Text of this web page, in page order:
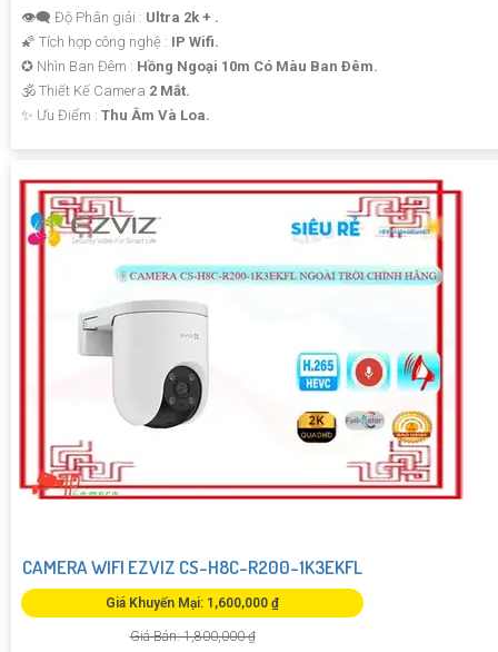
👁️‍🗨 Độ Phân giải : Ultra 2k + .
🌠 Tích hợp công nghệ : IP Wifi.
✪ Nhìn Ban Đêm : Hồng Ngoại 10m Có Màu Ban Ðêm.
🕉️ Thiết Kế Camera 2 Mắt.
️✨ Ưu Điểm : Thu Âm Và Loa.
CAMERA WIFI EZVIZ CS-H8C-R200-1K3EKFL
Giá Khuyến Mại: 1,600,000 ₫
Giá Bán: 1,800,000 ₫